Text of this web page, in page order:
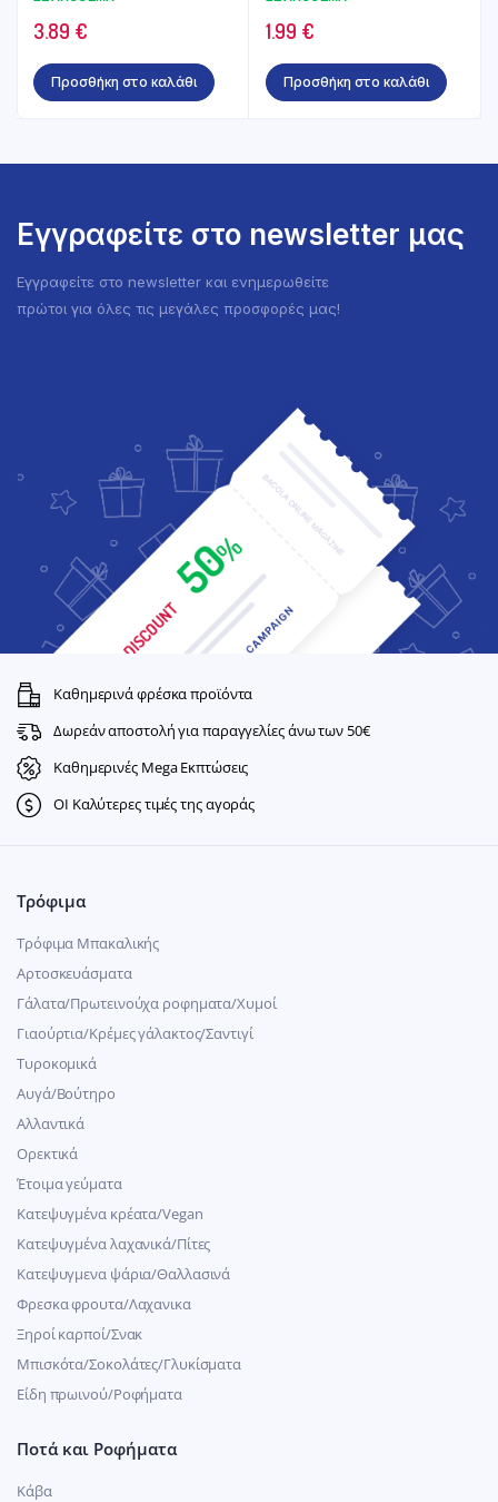
140γρ
3.89 €
Προσθήκη στο καλάθι
1.99 €
Προσθήκη στο καλάθι
Εγγραφείτε στο newsletter μας
Εγγραφείτε στο newsletter και ενημερωθείτε
πρώτοι για όλες τις μεγάλες προσφορές μας!
Καθημερινά φρέσκα προϊόντα
Δωρεάν αποστολή για παραγγελίες άνω των 50€
Καθημερινές Mega Εκπτώσεις
ΟΙ Καλύτερες τιμές της αγοράς
Τρόφιμα
Τρόφιμα Μπακαλικής
Αρτοσκευάσματα
Γάλατα/Πρωτεινούχα ροφηματα/Χυμοί
Γιαούρτια/Κρέμες γάλακτος/Σαντιγί
Τυροκομικά
Αυγά/Βούτηρο
Αλλαντικά
Ορεκτικά
Έτοιμα γεύματα
Κατεψυγμένα κρέατα/Vegan
Kατεψυγμένα λαχανικά/Πίτες
Κατεψυγμενα ψάρια/Θαλλασινά
Φρεσκα φρουτα/Λαχανικα
Ξηροί καρποί/Σνακ
Μπισκότα/Σοκολάτες/Γλυκίσματα
Είδη πρωινού/Ροφήματα
Ποτά και Ροφήματα
Κάβα